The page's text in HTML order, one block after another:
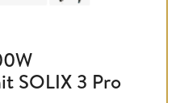
SOLIX 3 Pro